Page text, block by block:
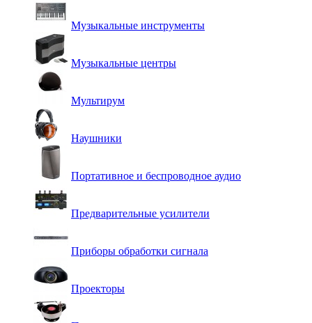
Музыкальные инструменты
Музыкальные центры
Мультирум
Наушники
Портативное и беспроводное аудио
Предварительные усилители
Приборы обработки сигнала
Проекторы